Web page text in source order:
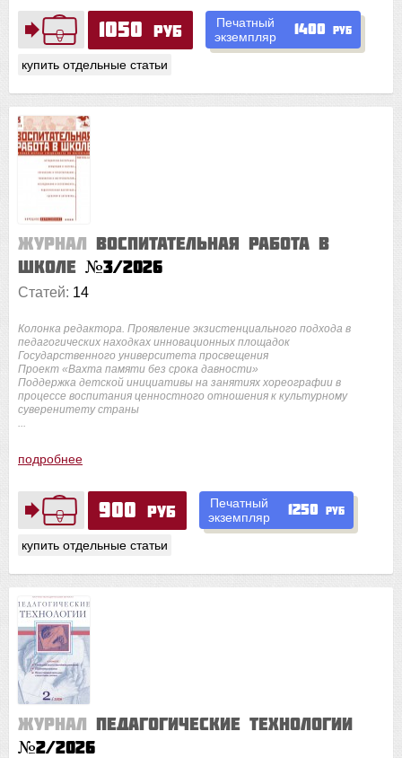
1050 руб
купить отдельные статьи
Печатный
экземпляр
1400 руб
900 руб
купить отдельные статьи
Печатный
экземпляр
1250 руб
Журнал Воспитательная работа в
школе №3/2026
Статей: 14
Колонка редактора. Проявление экзистенциального подхода в
педагогических находках инновационных площадок
Государственного университета просвещения
Проект «Вахта памяти без срока давности»
Поддержка детской инициативы на занятиях хореографии в
процессе воспитания ценностного отношения к культурному
суверенитету страны
подробнее
Журнал Педагогические технологии
№2/2026